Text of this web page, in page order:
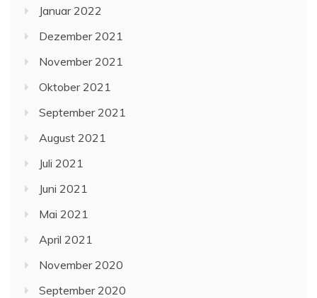
Januar 2022
Dezember 2021
November 2021
Oktober 2021
September 2021
August 2021
Juli 2021
Juni 2021
Mai 2021
April 2021
November 2020
September 2020